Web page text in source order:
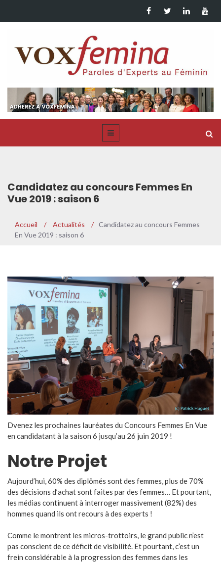
Candidatez au concours Femmes En
Vue 2019 : saison 6
Accueil / Actualités / Candidatez au concours Femmes
En Vue 2019 : saison 6
Dvenez les prochaines lauréates du Concours Femmes En Vue
en candidatant à la saison 6 jusqu’au 26 juin 2019 !
Notre Projet
Aujourd’hui, 60% des diplômés sont des femmes, plus de 70%
des décisions d’achat sont faites par des femmes… Et pourtant,
les médias continuent à interroger massivement (82%) des
hommes quand ils ont recours à des experts !
Comme le montrent les micros-trottoirs, le grand public n’est
pas conscient de ce déficit de visibilité. Et pourtant, c’est un
frein considérable à la progression des femmes dans les